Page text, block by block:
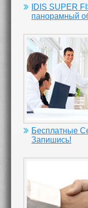
IDIS SUPER
панорамный
Бесплатные
Запишись!